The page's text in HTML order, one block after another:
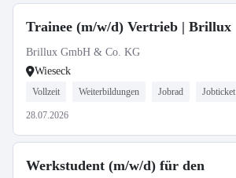
Trainee (m/w/d) Vertrieb | Brillux
Brillux GmbH & Co. KG
Wieseck
Vollzeit Weiterbildungen Jobrad Jobticket
28.07.2026
Werkstudent (m/w/d) für den